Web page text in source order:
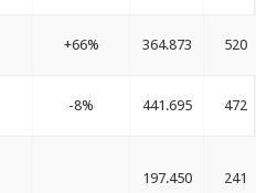
+66% 364.873 520
-8% 441.695 472
197.450 241